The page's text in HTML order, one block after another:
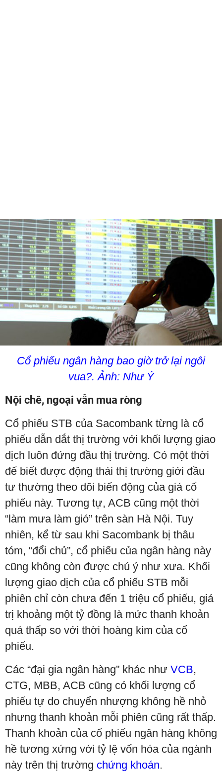
Cổ phiếu ngân hàng bao giờ trở lại ngôi
vua?. Ảnh: Như Ý
Nội chê, ngoại vẫn mua ròng
Cổ phiếu STB của Sacombank từng là cổ
phiếu dẫn dắt thị trường với khối lượng giao
dịch luôn đứng đầu thị trường. Có một thời
để biết được động thái thị trường giới đầu
tư thường theo dõi biến động của giá cổ
phiếu này. Tương tự, ACB cũng một thời
“làm mưa làm gió” trên sàn Hà Nội. Tuy
nhiên, kể từ sau khi Sacombank bị thâu
tóm, “đổi chủ”, cổ phiếu của ngân hàng này
cũng không còn được chú ý như xưa. Khối
lượng giao dịch của cổ phiếu STB mỗi
phiên chỉ còn chưa đến 1 triệu cổ phiếu, giá
trị khoảng một tỷ đồng là mức thanh khoản
quá thấp so với thời hoàng kim của cổ
phiếu.
Các “đại gia ngân hàng” khác như VCB,
CTG, MBB, ACB cũng có khối lượng cổ
phiếu tự do chuyển nhượng không hề nhỏ
nhưng thanh khoản mỗi phiên cũng rất thấp.
Thanh khoản của cổ phiếu ngân hàng không
hề tương xứng với tỷ lệ vốn hóa của ngành
này trên thị trường chứng khoán.